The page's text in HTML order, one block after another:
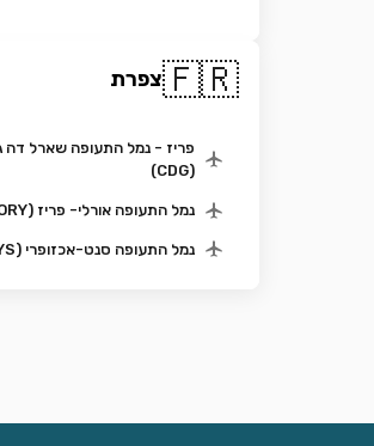
🇫🇷צפרת
פריז - נמל התעופה שארל דה
(CDG)
נמל התעופה אורלי- פריז (ORY)
נמל התעופה סנט-אכזופרי (LYS)